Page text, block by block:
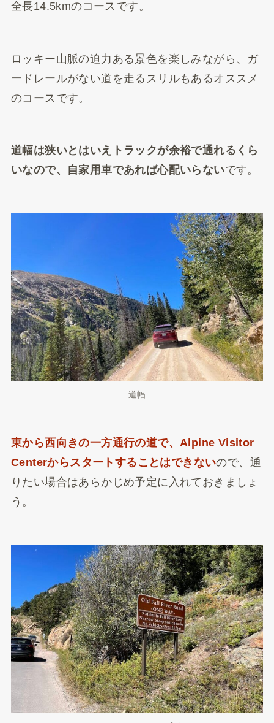
全長14.5kmのコースです。
ロッキー山脈の迫力ある景色を楽しみながら、ガ
ードレールがない道を走るスリルもあるオススメ
のコース です。
道幅は狭いとはいえトラックが余裕で通れるくら
いなので、自家用車であれば心配いらないです。
道幅
東から西向きの一方通行の道で、Alpine Visitor
Centerからスタートすることはできないので、通
りたい場合はあらかじめ予定に入れておきましょ
う。